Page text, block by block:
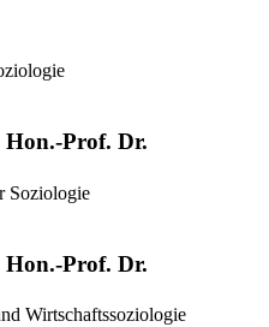
Prof. Dr.
Soziologie
Prof. Dr.
Wirtschaftssoziologie